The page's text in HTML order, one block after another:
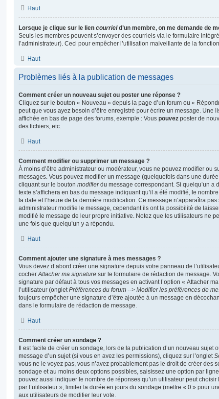
Haut
Lorsque je clique sur le lien courrield’un membre, on me demande de
Seuls les membres peuvent s’envoyer des courriels via le formulaire
l’administrateur). Ceci pour empêcher l’utilisation malveillante de la
Haut
Problèmes liés à la publication de messages
Comment créer un nouveau sujet ou poster une réponse ?
Cliquez sur le bouton « Nouveau » depuis la page d’un forum ou «
peut que vous ayez besoin d’être enregistré pour écrire un message. Une
affichée en bas de page des forums, exemple : Vous pouvez poster de
des fichiers, etc.
Haut
Comment modifier ou supprimer un message ?
À moins d’être administrateur ou modérateur, vous ne pouvez modifier ou
messages. Vous pouvez modifier un message (quelquefois dans une
cliquant sur le bouton modifierdu message correspondant. Si quelqu’un a
texte s’affichera en bas du message indiquant qu’il a été modifié, le
la date et l’heure de la dernière modification. Ce message n’apparaîtra
administrateur modifie le message, cependant ils ont la possibilité de
modifié le message de leur propre initiative. Notez que les utilisateurs ne
une fois que quelqu’un y a répondu.
Haut
Comment ajouter une signature à mes messages ?
Vous devez d’abord créer une signature depuis votre panneau de
cocher Attacher ma signature sur le formulaire de rédaction de message.
signature par défaut à tous vos messages en activant l’option « Attacher
l’utilisateur (onglet Préférences du forum --> Modifier les préférences de
toujours empêcher une signature d’être ajoutée à un message en
dans le formulaire de rédaction de message.
Haut
Comment créer un sondage ?
Il est facile de créer un sondage, lors de la publication d’un nouveau sujet
message d’un sujet (si vous en avez les permissions), cliquez sur l’onglet
vous ne le voyez pas, vous n’avez probablement pas le droit de créer des
sondage et au moins deux options possibles, saisissez une option par
pouvez aussi indiquer le nombre de réponses qu’un utilisateur peut
par l’utilisateur », limiter la durée en jours du sondage (mettre « 0 » pour
aux utilisateurs de modifier leur vote.